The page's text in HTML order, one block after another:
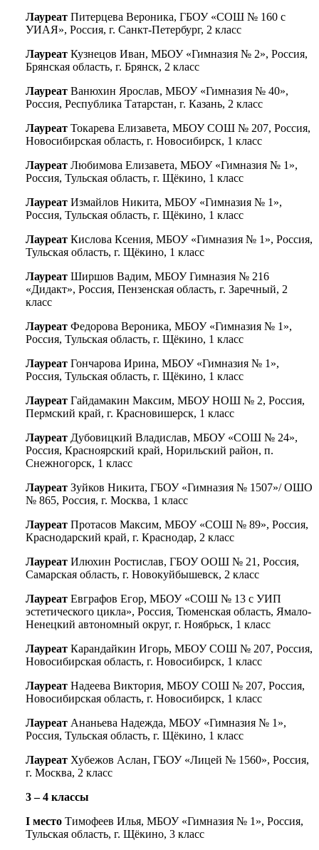
Лауреат Питерцева Вероника, ГБОУ «СОШ № 160 с
УИАЯ», Россия, г. Санкт-Петербург, 2 класс
Лауреат Кузнецов Иван, МБОУ «Гимназия № 2», Россия,
Брянская область, г. Брянск, 2 класс
Лауреат Ванюхин Ярослав, МБОУ «Гимназия № 40»,
Россия, Республика Татарстан, г. Казань, 2 класс
ЛауреатТокарева Елизавета, МБОУ СОШ № 207, Россия,
Новосибирская область, г. Новосибирск, 1 класс
ЛауреатЛюбимова Елизавета, МБОУ «Гимназия № 1»,
Россия, Тульская область, г. Щёкино, 1 класс
Лауреат Измайлов Никита, МБОУ «Гимназия № 1»,
Россия, Тульская область, г. Щёкино, 1 класс
Лауреат Кислова Ксения, МБОУ «Гимназия № 1», Россия,
Тульская область, г. Щёкино, 1 класс
Лауреат Ширшов Вадим, МБОУ Гимназия № 216
«Дидакт», Россия, Пензенская область, г. Заречный, 2
класс
Лауреат Федорова Вероника, МБОУ «Гимназия № 1»,
Россия, Тульская область, г. Щёкино, 1 класс
Лауреат Гончарова Ирина, МБОУ «Гимназия № 1»,
Россия, Тульская область, г. Щёкино, 1 класс
Лауреат Гайдамакин Максим, МБОУ НОШ № 2, Россия,
Пермский край, г. Красновишерск, 1 класс
Лауреат Дубовицкий Владислав, МБОУ «СОШ № 24»,
Россия, Красноярский край, Норильский район, п.
Снежногорск, 1 класс
Лауреат Зуйков Никита, ГБОУ «Гимназия № 1507»/ ОШО
№ 865, Россия, г. Москва, 1 класс
Лауреат Протасов Максим, МБОУ «СОШ № 89», Россия,
Краснодарский край, г. Краснодар, 2 класс
Лауреат Илюхин Ростислав, ГБОУ ООШ № 21, Россия,
Самарская область, г. Новокуйбышевск, 2 класс
Лауреат Евграфов Егор, МБОУ «СОШ № 13 с УИП
эстетического цикла», Россия, Тюменская область, Ямало-
Ненецкий автономный округ, г. Ноябрьск, 1 класс
Лауреат Карандайкин Игорь, МБОУ СОШ № 207, Россия,
Новосибирская область, г. Новосибирск, 1 класс
Лауреат Надеева Виктория, МБОУ СОШ № 207, Россия,
Новосибирская область, г. Новосибирск, 1 класс
Лауреат Ананьева Надежда, МБОУ «Гимназия № 1»,
Россия, Тульская область, г. Щёкино, 1 класс
Лауреат Хубежов Аслан, ГБОУ «Лицей № 1560», Россия,
г. Москва, 2 класс
3 – 4 классы
I местоТимофеев Илья, МБОУ «Гимназия № 1», Россия,
Тульская область, г. Щёкино, 3 класс